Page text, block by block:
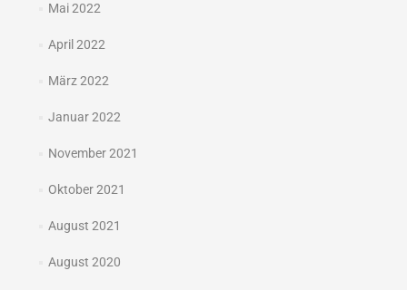
Mai 2022
April 2022
März 2022
Januar 2022
November 2021
Oktober 2021
August 2021
August 2020